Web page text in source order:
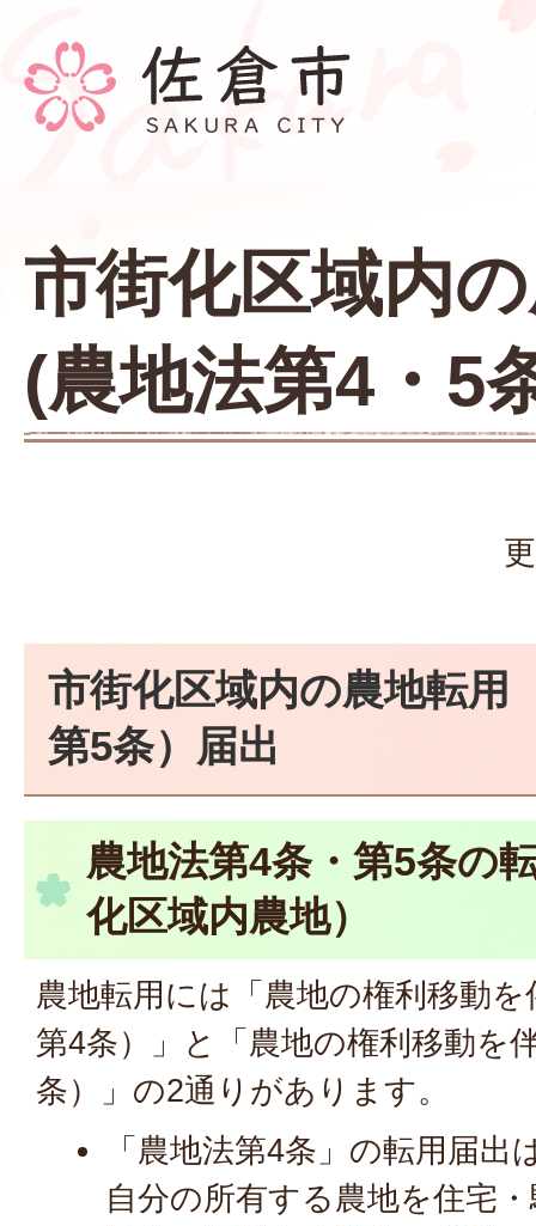
市街化区域内
(農地法第4・5
市街化区域内の農地転用
第5条）届出
農地法第4条・第5条の
化区域内農地）
農地転用には「農地の権利移動
第4条）」と「農地の権利移動を
条）」の2通りがあります。
「農地法第4条」の転用届
自分の所有する農地を住宅